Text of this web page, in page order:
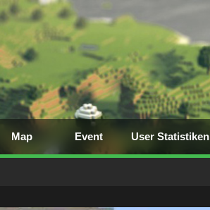
Map Event User Statistiken